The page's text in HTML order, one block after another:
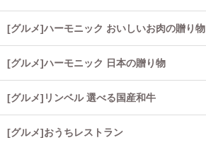
[グルメ]ハーモニック おいしいお肉の贈り物
[グルメ]ハーモニック 日本の贈り物
[グルメ]リンベル 選べる国産和牛
[グルメ]おうちレストラン